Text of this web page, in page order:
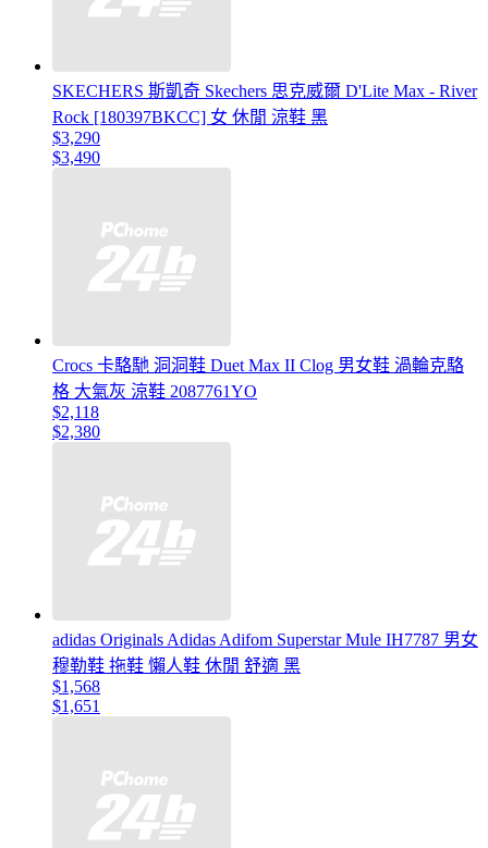
SKECHERS 斯凱奇 Skechers 思克威爾 D'Lite Max - River
Rock [180397BKCC] 女 休閒 涼鞋 黑
$3,290
$3,490
Crocs 卡駱馳 洞洞鞋 Duet Max II Clog 男女鞋 渦輪克駱
格 大氣灰 涼鞋 2087761YO
$2,118
$2,380
adidas Originals Adidas Adifom Superstar Mule IH7787 男女
穆勒鞋 拖鞋 懶人鞋 休閒 舒適 黑
$1,568
$1,651